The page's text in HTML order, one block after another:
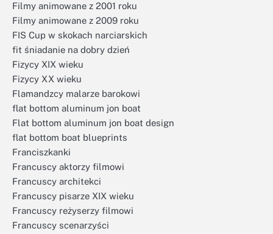
Filmy animowane z 2001 roku
Filmy animowane z 2009 roku
FIS Cup w skokach narciarskich
fit śniadanie na dobry dzień
Fizycy XIX wieku
Fizycy XX wieku
Flamandzcy malarze barokowi
flat bottom aluminum jon boat
Flat bottom aluminum jon boat design
flat bottom boat blueprints
Franciszkanki
Francuscy aktorzy filmowi
Francuscy architekci
Francuscy pisarze XIX wieku
Francuscy reżyserzy filmowi
Francuscy scenarzyści